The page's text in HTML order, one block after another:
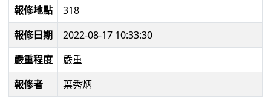
報修地點
318
報修日期
2022-08-17 10:33:30
嚴重程度
嚴重
報修者
葉秀炳